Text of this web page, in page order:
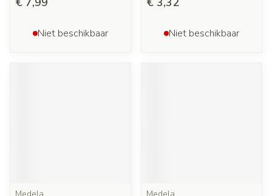
Niet beschikbaar Niet beschikbaar